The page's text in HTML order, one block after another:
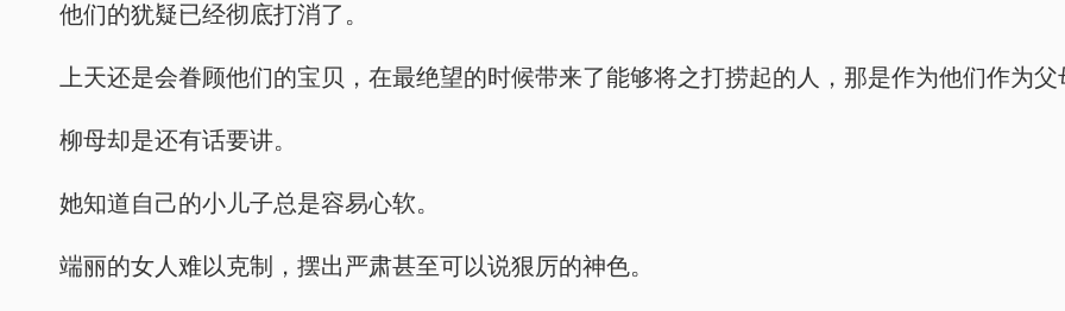
他们的犹疑已经彻底打消了。
上天还是会眷顾他们的宝贝，在最绝望的时候带来了能够将之打捞起的人，那是作为他们作为父
柳母却是还有话要讲。
她知道自己的小儿子总是容易心软。
端丽的女人难以克制，摆出严肃甚至可以说狠厉的神色。